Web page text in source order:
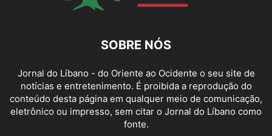
SOBRE NÓS
Jornal do Líbano - do Oriente ao Ocidente o seu site de
notícias e entretenimento. É proibida a reprodução do
conteúdo desta página em qualquer meio de comunicação,
eletrônico ou impresso, sem citar o Jornal do Líbano como
fonte.